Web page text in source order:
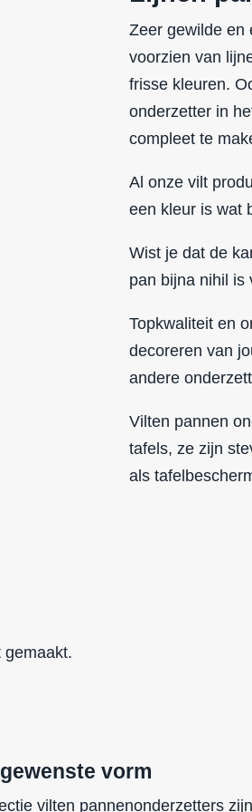
Zeer gewilde en
voorzien van
frisse kleuren.
onderzetter in
compleet te
Al onze vilt
een kleur is wat
Wist je dat de
pan bijna nihil is
Topkwaliteit en
decoreren van
andere
Vilten pannen
tafels, ze zijn
als
gemaakt.
vorm
vilten pannenonderzetters zijn